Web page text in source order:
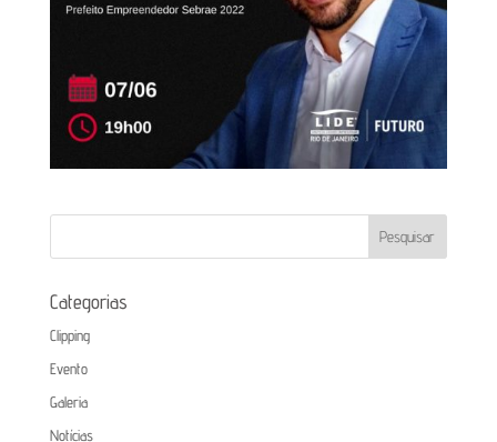
Categorias
Clipping
Evento
Galeria
Notícias